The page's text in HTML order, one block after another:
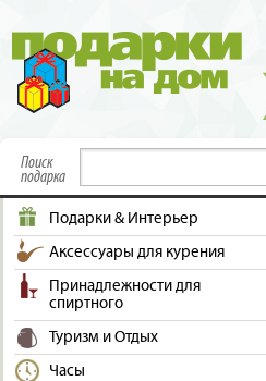
Поиск
подарка
Подарки & Интерьер
Аксессуары для курения
Принадлежности для
спиртного
Туризм и Отдых
Часы